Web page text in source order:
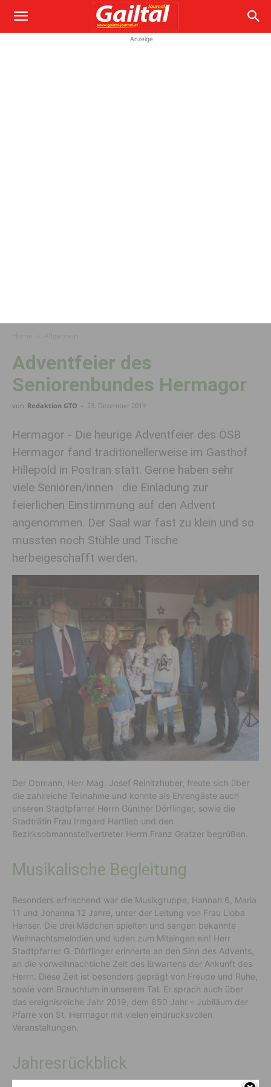
Anzeige
Adventfeier des
Seniorenbundes Hermagor
von Redaktion GTO - 23. Dezember 2019
Hermagor - Die heurige Adventfeier des ÖSB
Hermagor fand traditionellerweise im Gasthof
Hillepold in Postran statt. Gerne haben sehr
viele Senioren/innen die Einladung zur
feierlichen Einstimmung auf den Advent
angenommen. Der Saal war fast zu klein und so
mussten noch Stühle und Tische
herbeigeschafft werden.
Der Obmann, Herr Mag. Josef Reinitzhuber, freute sich über
die zahlreiche Teilnahme und konnte als Ehrengäste auch
unseren Stadtpfarrer Herrn Günther Dörflinger, sowie die
Stadträtin Frau Irmgard Hartlieb und den
Bezirksobmannstellvertreter Herrn Franz Gratzer begrüßen.
Musikalische Begleitung
Besonders erfrischend war die Musikgruppe, Hannah 6, Maria
11 und Johanna 12 Jahre, unter der Leitung von Frau Lioba
Hanser. Die drei Mädchen spielten und sangen bekannte
Weihnachtsmelodien und luden zum Mitsingen ein! Herr
Stadtpfarrer G. Dörflinger erinnerte an den Sinn des Advents,
an die vorweihnachtliche Zeit des Erwartens der Ankunft des
Herrn. Diese Zeit ist besonders geprägt von Freude und Ruhe,
sowie vom Brauchtum in unserem Tal. Er sprach auch über
das ereignisreiche Jahr 2019, dem 850 Jahr – Jubiläum der
Pfarre von St. Hermagor mit vielen eindrucksvollen
Veranstaltungen.
Jahresrückblick